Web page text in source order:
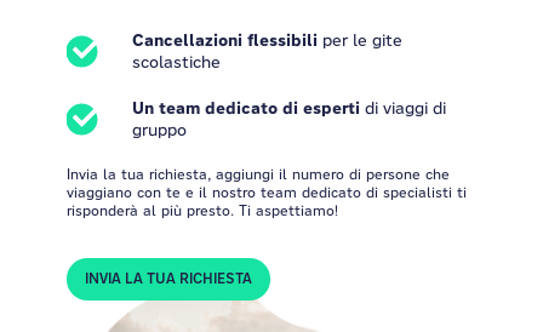
Cancellazioni flessibili per le gite
scolastiche
Un team dedicato di esperti di viaggi di
gruppo
Invia la tua richiesta, aggiungi il numero di persone che
viaggiano con te e il nostro team dedicato di specialisti ti
risponderà al più presto. Ti aspettiamo!
INVIA LA TUA RICHIESTA